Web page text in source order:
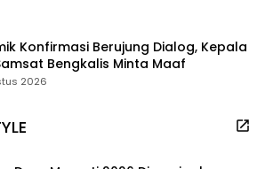
Konfirmasi Berujung Dialog, Kepala
Bengkalis Minta Maaf
2026